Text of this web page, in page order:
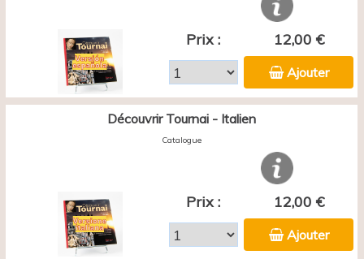
Prix : 12,00 €
Ajouter
Découvrir Tournai - Italien
Catalogue
Prix : 12,00 €
Ajouter